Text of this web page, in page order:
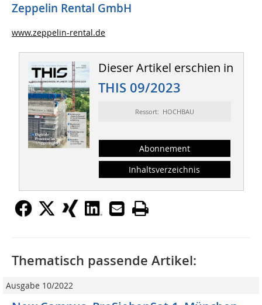
Zeppelin Rental GmbH
www.zeppelin-rental.de
Dieser Artikel erschien in
THIS 09/2023
Ressort: HOCHBAU
Abonnement
Inhaltsverzeichnis
Thematisch passende Artikel:
Ausgabe 10/2022